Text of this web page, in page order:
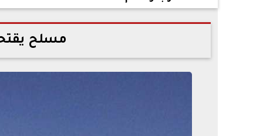
2022-11-07 08:24:17
مسلح